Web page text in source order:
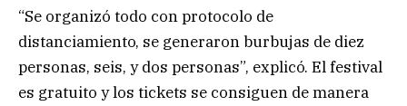
“Se organizó todo con protocolo de
distanciamiento, se generaron burbujas de diez
personas, seis, y dos personas”, explicó. El festival
es gratuito y los tickets se consiguen de manera